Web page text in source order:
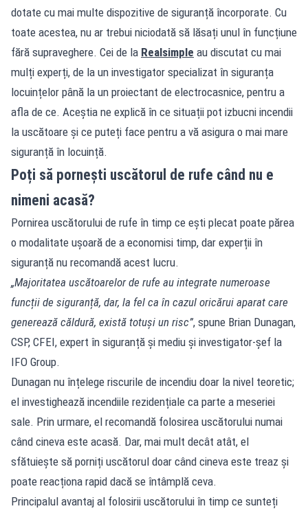
dotate cu mai multe dispozitive de siguranță încorporate. Cu
toate acestea, nu ar trebui niciodată să lăsați unul în funcțiune
fără supraveghere. Cei de la Realsimple au discutat cu mai
mulți experți, de la un investigator specializat în siguranța
locuințelor până la un proiectant de electrocasnice, pentru a
afla de ce. Aceștia ne explică în ce situații pot izbucni incendii
la uscătoare și ce puteți face pentru a vă asigura o mai mare
siguranță în locuință.
Poți să pornești uscătorul de rufe când nu e
nimeni acasă?
Pornirea uscătorului de rufe în timp ce ești plecat poate părea
o modalitate ușoară de a economisi timp, dar experții în
siguranță nu recomandă acest lucru.
„Majoritatea uscătoarelor de rufe au integrate numeroase
funcții de siguranță, dar, la fel ca în cazul oricărui aparat care
generează căldură, există totuși un risc”, spune Brian Dunagan,
CSP, CFEI, expert în siguranță și mediu și investigator-șef la
IFO Group.
Dunagan nu înțelege riscurile de incendiu doar la nivel teoretic;
el investighează incendiile rezidențiale ca parte a meseriei
sale. Prin urmare, el recomandă folosirea uscătorului numai
când cineva este acasă. Dar, mai mult decât atât, el
sfătuiește să porniți uscătorul doar când cineva este treaz și
poate reacționa rapid dacă se întâmplă ceva.
Principalul avantaj al folosirii uscătorului în timp ce sunteți